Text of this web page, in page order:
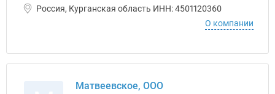
Россия, Курганская область ИНН: 4501120360
О компании
Матвеевское, ООО